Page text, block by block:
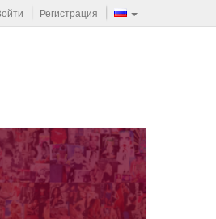
Регистрация